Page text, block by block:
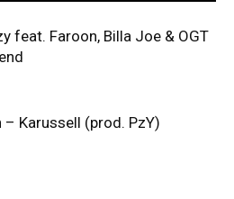
feat. Faroon, Billa Joe & OGT
– Karussell (prod. PzY)